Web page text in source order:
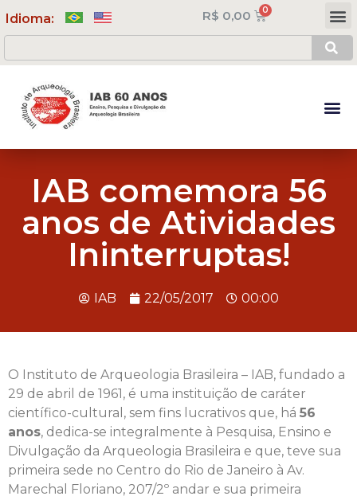
Idioma: R$ 0,00
IAB comemora 56
anos de Atividades
Ininterruptas!
IAB 22/05/2017 00:00
O Instituto de Arqueologia Brasileira – IAB, fundado a
29 de abril de 1961, é uma instituição de caráter
científico-cultural, sem fins lucrativos que, há 56
anos, dedica-se integralmente à Pesquisa, Ensino e
Divulgação da Arqueologia Brasileira e que, teve sua
primeira sede no Centro do Rio de Janeiro à Av.
Marechal Floriano, 207/2º andar e sua primeira